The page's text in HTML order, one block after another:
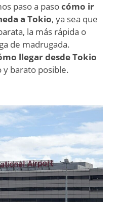
paso a pasocómo ir
a Tokio, ya sea que
la más rápida o
de madrugada.
llegar desde Tokio
y barato posible.